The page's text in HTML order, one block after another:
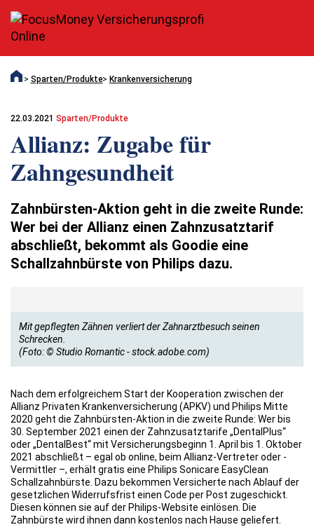
Sparten/Produkte Krankenversicherung
22.03.2021 Sparten/Produkte
Allianz: Zugabe für
Zahngesundheit
Zahnbürsten-Aktion geht in die zweite Runde:
Wer bei der Allianz einen Zahnzusatztarif
abschließt, bekommt als Goodie eine
Schallzahnbürste von Philips dazu.
Mit gepflegten Zähnen verliert der Zahnarztbesuch seinen
Schrecken.
(Foto: © Studio Romantic - stock.adobe.com)
Nach dem erfolgreichem Start der Kooperation zwischen der
Allianz Privaten Krankenversicherung (APKV) und Philips Mitte
2020 geht die Zahnbürsten-Aktion in die zweite Runde: Wer bis
30. September 2021 einen der Zahnzusatztarife „DentalPlus“
oder „DentalBest“ mit Versicherungsbeginn 1. April bis 1. Oktober
2021 abschließt – egal ob online, beim Allianz-Vertreter oder -
Vermittler –, erhält gratis eine Philips Sonicare EasyClean
Schallzahnbürste. Dazu bekommen Versicherte nach Ablauf der
gesetzlichen Widerrufsfrist einen Code per Post zugeschickt.
Diesen können sie auf der Philips-Website einlösen. Die
Zahnbürste wird ihnen dann kostenlos nach Hause geliefert.